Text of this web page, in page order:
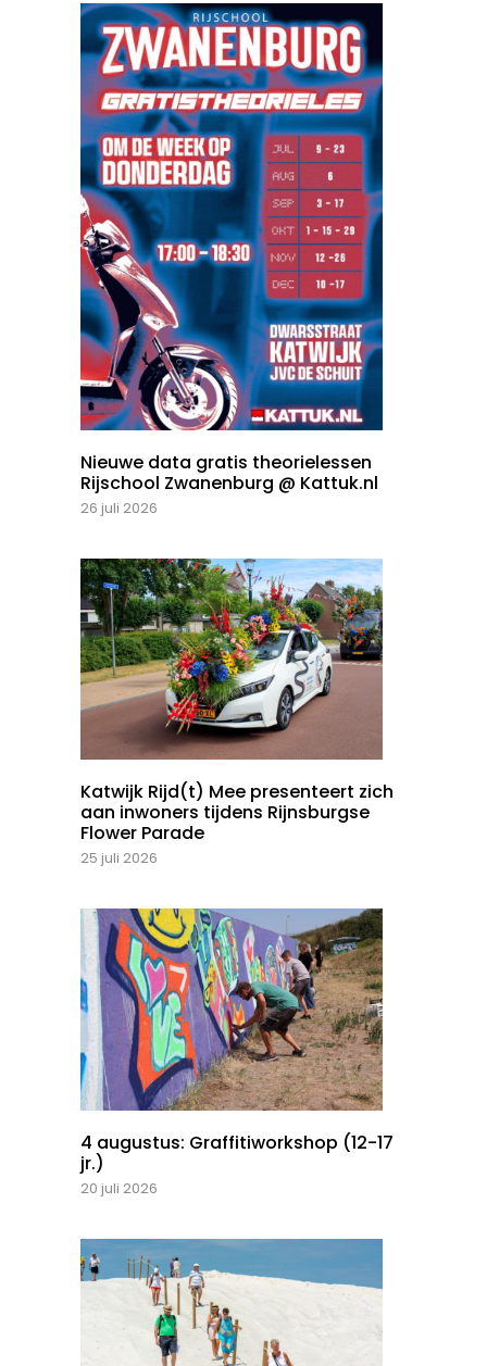
Nieuwe data gratis theorielessen
Rijschool Zwanenburg @ Kattuk.nl
26 juli 2026
Katwijk Rijd(t) Mee presenteert zich
aan inwoners tijdens Rijnsburgse
Flower Parade
25 juli 2026
4 augustus: Graffitiworkshop (12-17
jr.)
20 juli 2026